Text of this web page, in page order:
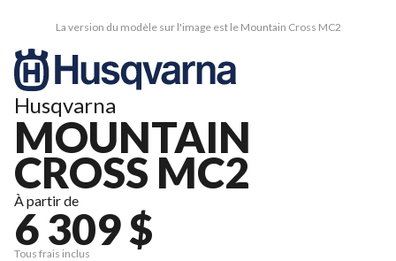
La version du modèle sur l'image est le Mountain Cross MC2
Husqvarna
MOUNTAIN
CROSS MC2
À partir de
6 309 $
Tous frais inclus